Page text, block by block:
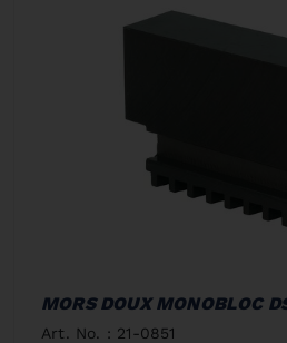
MORS DOUX MONOBLOC
Art. No. : 21-0851